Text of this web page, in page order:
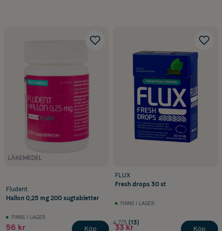
LÄKEMEDEL
Fludent
Hallon 0,25 mg 200 sugtabletter
FINNS I LAGER
56 kr Köp
FLUX
Fresh drops 30 st
FINNS I LAGER
4.7/5 (13)
33 kr Köp